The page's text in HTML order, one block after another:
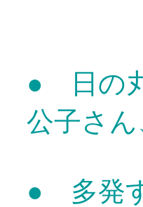
● 日の
公子さ
● 多発